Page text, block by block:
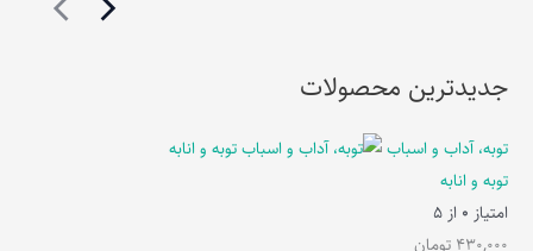
جدیدترین محصولات
توبه، آداب و اسباب
توبه و انابه
امتیاز 0 از 5
430,000 تومان